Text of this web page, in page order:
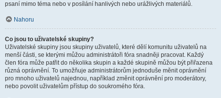
psaní mimo téma nebo v posílání hanlivých nebo urážlivých materiálů.
Nahoru
Co jsou to uživatelské skupiny?
Uživatelské skupiny jsou skupiny uživatelů, které dělí komunitu uživatelů na
menší části, se kterými můžou administrátoři fóra snadněji pracovat. Každý
člen fóra může patřit do několika skupin a každé skupině můžou být přiřazena
různá oprávnění. To umožňuje administrátorům jednoduše měnit oprávnění
pro mnoho uživatelů najednou, například změnit oprávnění pro moderátory,
nebo povolit uživatelům přístup do soukromého fóra.